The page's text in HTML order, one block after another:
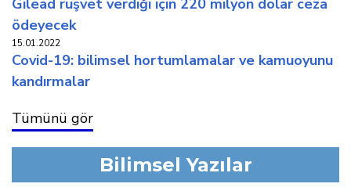
gilead rüşvet verdi̇ği̇ i̇çi̇n 220 mi̇lyon dolar ceza
ödeyecek
15.01.2022
covi̇d-19: bi̇li̇msel hortumlamalar ve kamuoyunu
kandirmalar
Tümünü gör
Bilimsel Yazılar